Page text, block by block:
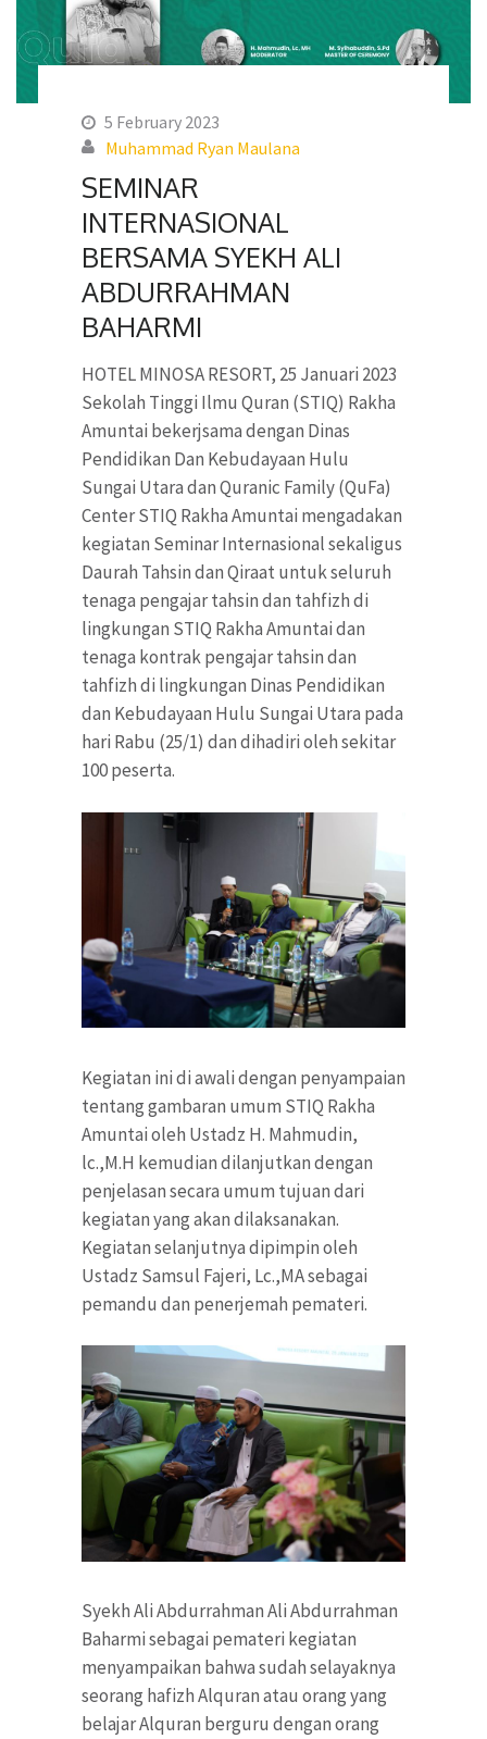
5 February 2023
Muhammad Ryan Maulana
SEMINAR
INTERNASIONAL
BERSAMA SYEKH ALI
ABDURRAHMAN
BAHARMI
HOTEL MINOSA RESORT, 25 Januari 2023
Sekolah Tinggi Ilmu Quran (STIQ) Rakha
Amuntai bekerjsama dengan Dinas
Pendidikan Dan Kebudayaan Hulu
Sungai Utara dan Quranic Family (QuFa)
Center STIQ Rakha Amuntai mengadakan
kegiatan Seminar Internasional sekaligus
Daurah Tahsin dan Qiraat untuk seluruh
tenaga pengajar tahsin dan tahfizh di
lingkungan STIQ Rakha Amuntai dan
tenaga kontrak pengajar tahsin dan
tahfizh di lingkungan Dinas Pendidikan
dan Kebudayaan Hulu Sungai Utara pada
hari Rabu (25/1) dan dihadiri oleh sekitar
100 peserta.
Kegiatan ini di awali dengan penyampaian
tentang gambaran umum STIQ Rakha
Amuntai oleh Ustadz H. Mahmudin,
lc.,M.H kemudian dilanjutkan dengan
penjelasan secara umum tujuan dari
kegiatan yang akan dilaksanakan.
Kegiatan selanjutnya dipimpin oleh
Ustadz Samsul Fajeri, Lc.,MA sebagai
pemandu dan penerjemah pemateri.
Syekh Ali Abdurrahman Ali Abdurrahman
Baharmi sebagai pemateri kegiatan
menyampaikan bahwa sudah selayaknya
seorang hafizh Alquran atau orang yang
belajar Alquran berguru dengan orang